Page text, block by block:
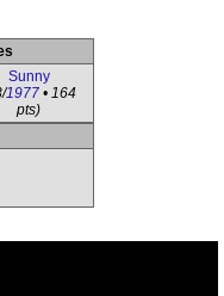
Sunny
1977 • 164
pts)